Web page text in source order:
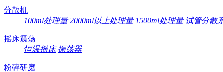
分散机
100ml处理量 2000ml以上处理量 1500ml处理量 试管分散
摇床震荡
恒温摇床 振荡器
粉碎研磨